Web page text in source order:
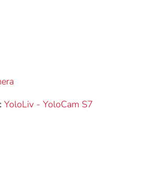
YoloLiv - YoloCam S7